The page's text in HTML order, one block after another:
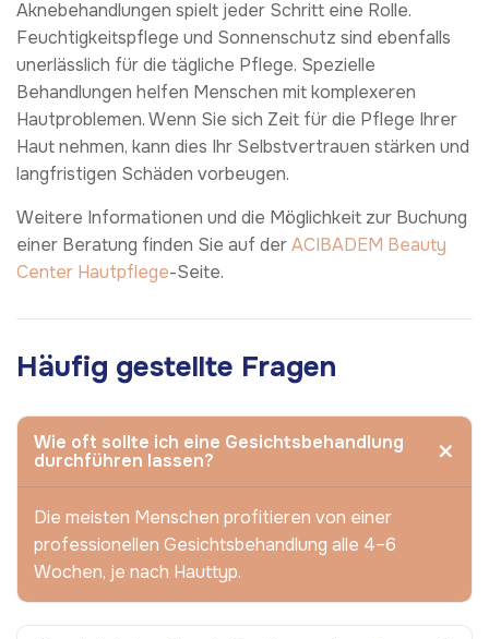
Aknebehandlungen spielt jeder Schritt eine Rolle.
Feuchtigkeitspflege und Sonnenschutz sind ebenfalls
unerlässlich für die tägliche Pflege. Spezielle
Behandlungen helfen Menschen mit komplexeren
Hautproblemen. Wenn Sie sich Zeit für die Pflege Ihrer
Haut nehmen, kann dies Ihr Selbstvertrauen stärken und
langfristigen Schäden vorbeugen.
Weitere Informationen und die Möglichkeit zur Buchung
einer Beratung finden Sie auf derACIBADEM Beauty
Center Hautpflege-Seite.
Häufig gestellte Fragen
Wie oft sollte ich eine Gesichtsbehandlung
durchführen lassen?
Die meisten Menschen profitieren von einer
professionellen Gesichtsbehandlung alle 4–6
Wochen, je nach Hauttyp.